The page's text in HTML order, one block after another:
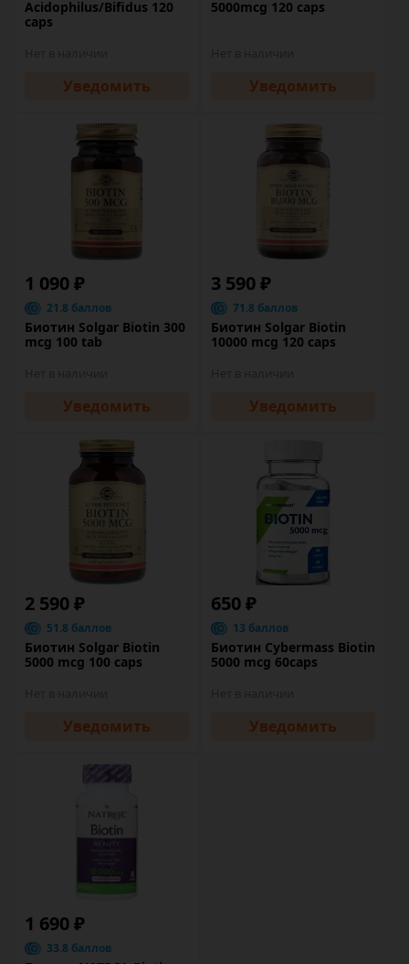
Acidophilus/Bifidus 120
caps
Уведомить
5000mcg 120 caps
Уведомить
1 090 ₽
21.8 баллов
Биотин Solgar Biotin 300
mcg 100 tab
Уведомить
3 590 ₽
71.8 баллов
Биотин Solgar Biotin
10000 mcg 120 caps
Уведомить
2 590 ₽
51.8 баллов
Биотин Solgar Biotin
5000 mcg 100 caps
Уведомить
650 ₽
13 баллов
Биотин Cybermass Biotin
5000 mcg 60caps
Уведомить
1 690 ₽
33.8 баллов